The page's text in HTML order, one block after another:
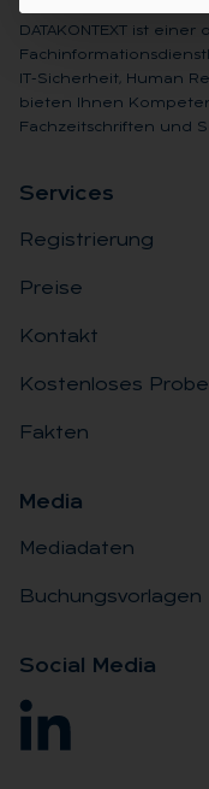
DATAKONTEXT ist
IT-Sicherheit, Human
bieten Ihnen
Fachzeitschriften und
Ser­vices
Registrierung
Preise
Kontakt
Kostenloses
Fakten
Me­dia
Mediadaten
Buchungsvorlagen
So­ci­al Me­dia